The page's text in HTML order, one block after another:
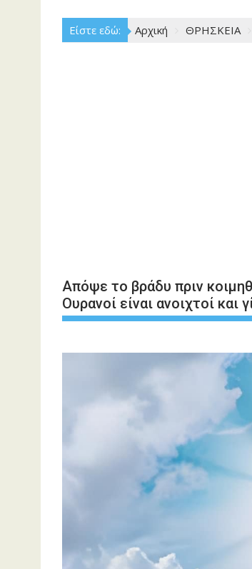
Είστε εδώ: Αρχική ΘΡΗΣΚΕΙΑ
Απόψε το βράδυ πριν
Ουρανοί είναι ανοιχτοί και